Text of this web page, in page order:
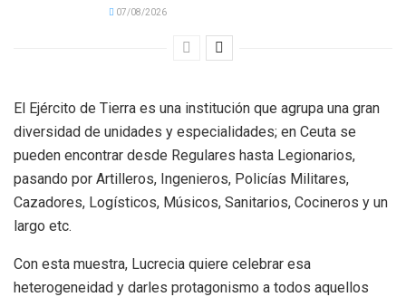
07/08/2026
El Ejército de Tierra es una institución que agrupa una gran
diversidad de unidades y especialidades; en Ceuta se
pueden encontrar desde Regulares hasta Legionarios,
pasando por Artilleros, Ingenieros, Policías Militares,
Cazadores, Logísticos, Músicos, Sanitarios, Cocineros y un
largo etc.
Con esta muestra, Lucrecia quiere celebrar esa
heterogeneidad y darles protagonismo a todos aquellos